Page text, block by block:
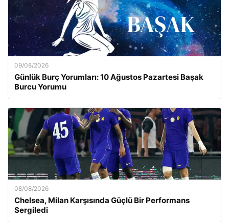
09/08/2026
Günlük Burç Yorumları: 10 Ağustos Pazartesi Başak
Burcu Yorumu
08/08/2026
Chelsea, Milan Karşısında Güçlü Bir Performans
Sergiledi